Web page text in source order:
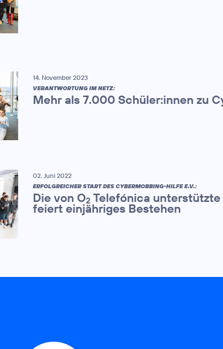
14. November 2023
VERANTWORTUNG IM NETZ:
Mehr als 7.000 Schüler:innen zu
02. Juni 2022
ERFOLGREICHER START DES CYBERMOBBING-HILFE E.V.:
Die von O2 Telefónica
feiert einjähriges Bestehen